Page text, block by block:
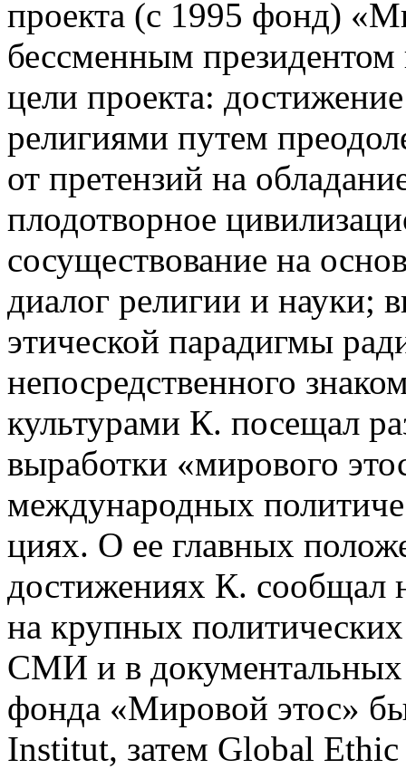
проекта (с 1995 фонд)
бессменным
цели проекта:
религиями путем
от претензий на
плодотворное
сосуществование на
диалог религии и науки;
этической парадигмы
непосредственного
культурами К. посещал
выработки «мирового
международных
циях. О ее главных
достижениях К.
на крупных
СМИ и в документальных
фонда «Мировой этос»
Institut, затем Global